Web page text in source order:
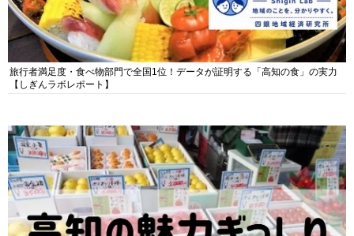
旅行者満足度・食べ物部門で全国1位！データが証明する「高知の食」の実力
【しぎんラボレポート】